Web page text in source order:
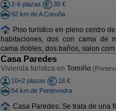
2-6 plazas
30 €
92 km de A Coruña
Piso turístico en pleno centro
habitaciones, dos con cama de
cama dobles, dos baños, salon com
Casa Paredes
Vivienda turística en Tomiño
10+2 plazas
18 €
54 km de Pontevedra
Casa Paredes: Se trata de una